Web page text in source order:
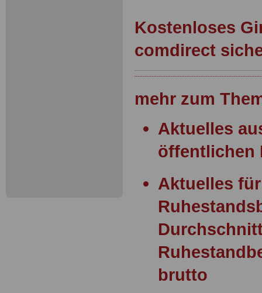
Kostenloses
comdirect
mehr zum
Aktuelles
öffentlichen
Aktuelles für
brutto